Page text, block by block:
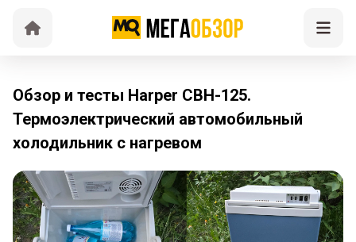
Обзор и тесты Harper CBH-125.
Термоэлектрический автомобильный
холодильник с нагревом